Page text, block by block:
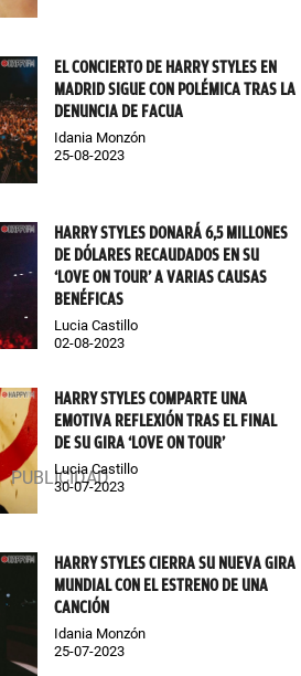
EL CONCIERTO DE HARRY STYLES EN
MADRID SIGUE CON POLÉMICA TRAS LA
DENUNCIA DE FACUA
Idania Monzón
25-08-2023
HARRY STYLES DONARÁ 6,5 MILLONES
DE DÓLARES RECAUDADOS EN SU
‘LOVE ON TOUR’ A VARIAS CAUSAS
BENÉFICAS
Lucia Castillo
02-08-2023
HARRY STYLES COMPARTE UNA
EMOTIVA REFLEXIÓN TRAS EL FINAL
DE SU GIRA ‘LOVE ON TOUR’
Lucia Castillo
30-07-2023
HARRY STYLES CIERRA SU NUEVA GIRA
MUNDIAL CON EL ESTRENO DE UNA
CANCIÓN
Idania Monzón
25-07-2023